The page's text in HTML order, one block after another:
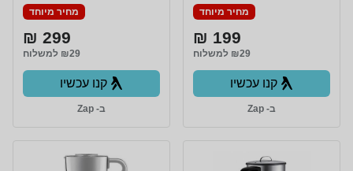
מחיר מיוחד
199 ₪
₪29 למשלוח
קנו עכשיו
ב- Zap
מחיר מיוחד
299 ₪
₪29 למשלוח
קנו עכשיו
ב- Zap